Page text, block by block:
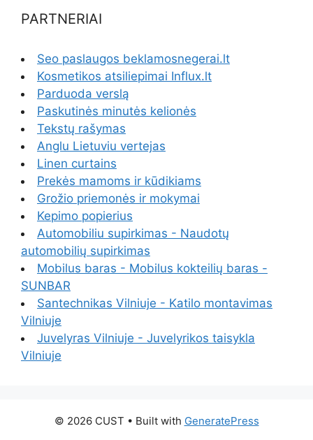
PARTNERIAI
Seo paslaugos beklamosnegerai.lt
Kosmetikos atsiliepimai Influx.lt
Parduoda verslą
Paskutinės minutės kelionės
Tekstų rašymas
Anglu Lietuviu vertejas
Linen curtains
Prekės mamoms ir kūdikiams
Grožio priemonės ir mokymai
Kepimo popierius
Automobiliu supirkimas - Naudotų
automobilių supirkimas
Mobilus baras - Mobilus kokteilių baras -
SUNBAR
Santechnikas Vilniuje - Katilo montavimas
Vilniuje
Juvelyras Vilniuje - Juvelyrikos taisykla
Vilniuje
© 2026 CUST • Built with GeneratePress